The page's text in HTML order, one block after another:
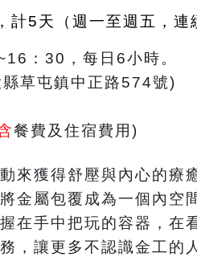
5天（週一至週五，連
：30，每日6小時。
草屯鎮中正路574號)
餐費及住宿費用 )
來獲得舒壓與內心的療
金屬包覆成為一個內空
在手中把玩的容器，在
，讓更多不認識金工的